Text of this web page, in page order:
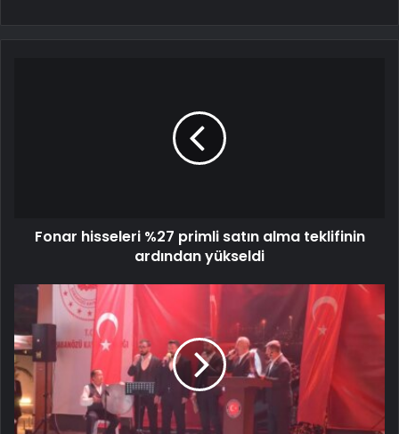
Fonar hisseleri %27 primli satın alma teklifinin
ardından yükseldi